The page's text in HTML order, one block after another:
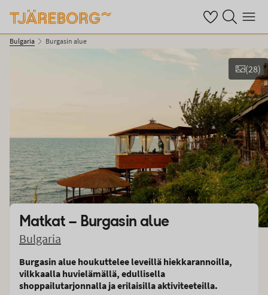
OmatHaku Valikko
Bulgaria Burgasin alue
Näytä kuvia
(28)
Matkat – Burgasin alue
Bulgaria
Burgasin alue houkuttelee leveillä hiekkarannoilla,
vilkkaalla huvielämällä, edullisella
shoppailutarjonnalla ja erilaisilla aktiviteeteilla.